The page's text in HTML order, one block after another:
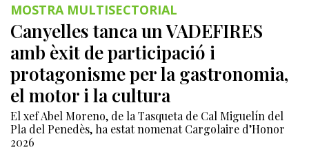
MOSTRA MULTISECTORIAL
Canyelles tanca un VADEFIRES
amb èxit de participació i
protagonisme per la gastronomia,
el motor i la cultura
El xef Abel Moreno, de la Tasqueta de Cal Miguelín del
Pla del Penedès, ha estat nomenat Cargolaire d’Honor
2026